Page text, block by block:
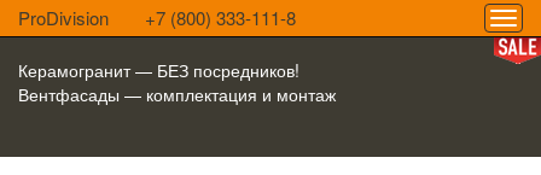
ProDivision +7 (800) 333-111-8
Керамогранит — БЕЗ посредников!
Вентфасады — комплектация и монтаж